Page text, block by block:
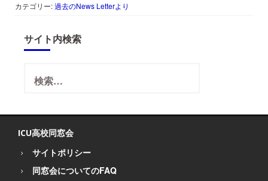
カテゴリー:過去のNews Letterより
サイト内検索
索:
ICU高校同窓会
サイトポリシー
同窓会についてのFAQ